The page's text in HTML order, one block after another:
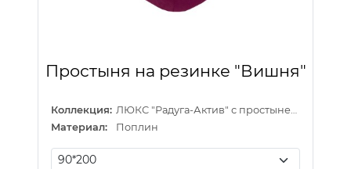
Простыня на резинке "Вишня"
Коллекция:
ЛЮКС "Радуга-Актив" с простыней на резинке
Материал:
Поплин